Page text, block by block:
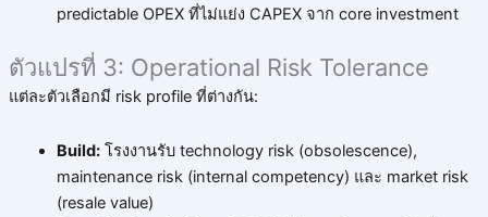
predictable OPEX ที่ไม่แย่ง CAPEX จาก core investment
ตัวแปรที่ 3: Operational Risk Tolerance
แต่ละตัวเลือกมี risk profile ที่ต่างกัน:
Build:โรงงานรับ technology risk (obsolescence),
maintenance risk (internal competency) และ market risk
(resale value)